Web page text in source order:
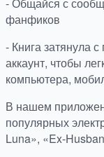
- Общайся с
фанфиков
- Книга затянула
аккаунт, чтобы
компьютера,
В нашем
популярных
Luna», «Ex-